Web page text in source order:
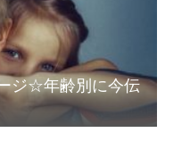
ジ☆年齢別に今伝